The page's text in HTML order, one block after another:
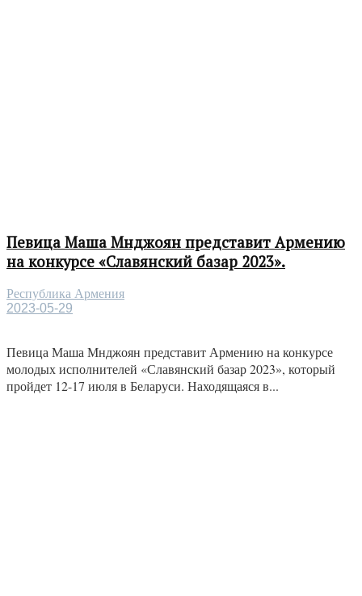
Певица Маша Мнджоян представит Армению
на конкурсе «Славянский базар 2023».
Республика Армения
2023-05-29
Певица Маша Мнджоян представит Армению на конкурсе
молодых исполнителей «Славянский базар 2023», который
пройдет 12-17 июля в Беларуси. Находящаяся в...